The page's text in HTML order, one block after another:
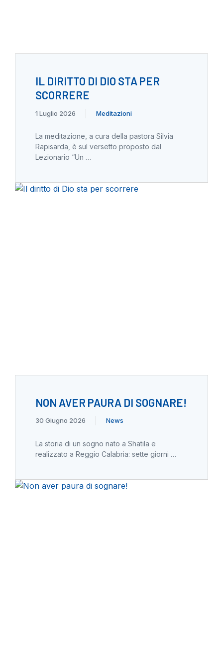
IL DIRITTO DI DIO STA PER
SCORRERE
1 Luglio 2026 Meditazioni
La meditazione, a cura della pastora Silvia
Rapisarda, è sul versetto proposto dal
Lezionario “Un …
NON AVER PAURA DI SOGNARE!
30 Giugno 2026 News
La storia di un sogno nato a Shatila e
realizzato a Reggio Calabria: sette giorni …